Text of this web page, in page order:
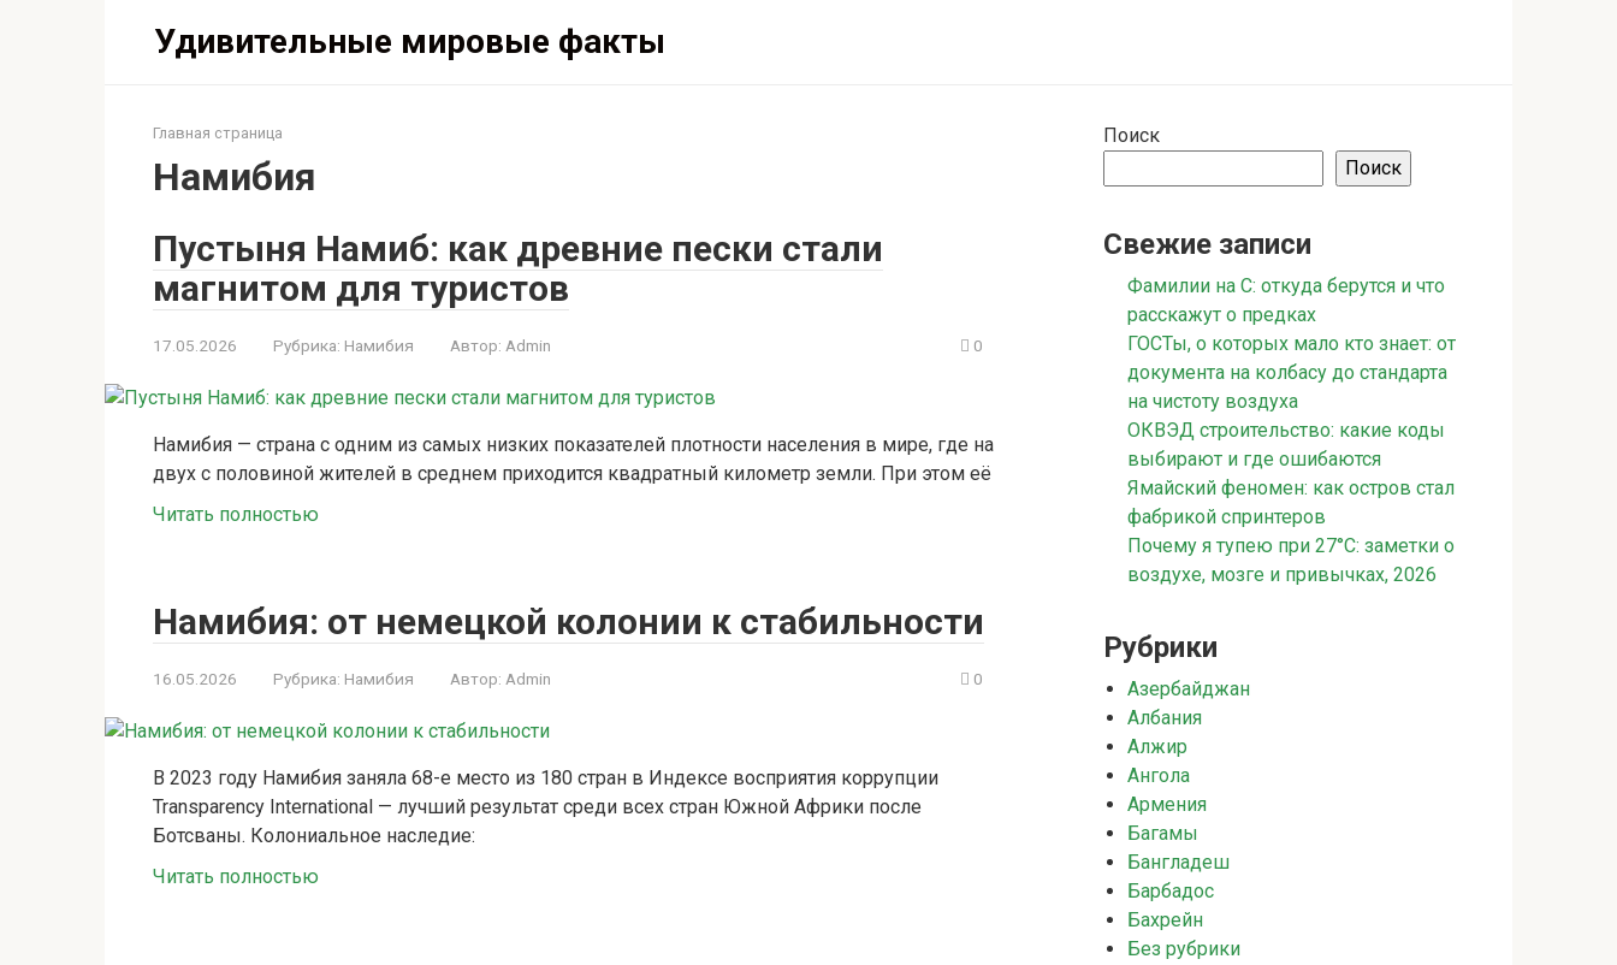
Удивительные мировые факты
Главная страница
Намибия
Пустыня Намиб: как древние пески стали
магнитом для туристов
17.05.2026 Рубрика: Намибия Автор: Admin 0
Намибия — страна с одним из самых низких показателей плотности населения в мире, где на
двух с половиной жителей в среднем приходится квадратный километр земли. При этом её
Читать полностью
Намибия: от немецкой колонии к стабильности
16.05.2026 Рубрика: Намибия Автор: Admin 0
В 2023 году Намибия заняла 68-е место из 180 стран в Индексе восприятия коррупции
Transparency International — лучший результат среди всех стран Южной Африки после
Ботсваны. Колониальное наследие:
Читать полностью
Поиск
Поиск
Свежие записи
Фамилии на С: откуда берутся и что
расскажут о предках
ГОСТы, о которых мало кто знает: от
документа на колбасу до стандарта
на чистоту воздуха
ОКВЭД строительство: какие коды
выбирают и где ошибаются
Ямайский феномен: как остров стал
фабрикой спринтеров
Почему я тупею при 27°C: заметки о
воздухе, мозге и привычках, 2026
Рубрики
Азербайджан
Албания
Алжир
Ангола
Армения
Багамы
Бангладеш
Барбадос
Бахрейн
Без рубрики